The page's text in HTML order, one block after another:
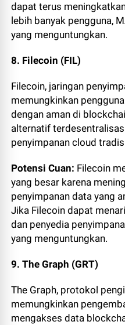
dapat terus
lebih banyak pengguna,
yang menguntungkan.
8. Filecoin (FIL)
Filecoin, jaringan
memungkinkan
dengan aman di
alternatif
penyimpanan cloud
Potensi Cuan: Filecoin
yang besar karena
penyimpanan data yang
Jika Filecoin dapat
dan penyedia
yang menguntungkan.
9. The Graph (GRT)
The Graph, protokol
memungkinkan
mengakses data